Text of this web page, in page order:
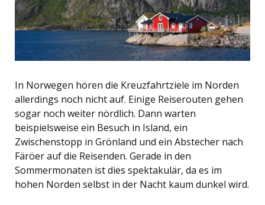
In Norwegen hören die Kreuzfahrtziele im Norden
allerdings noch nicht auf. Einige Reiserouten gehen
sogar noch weiter nördlich. Dann warten
beispielsweise ein Besuch in Island, ein
Zwischenstopp in Grönland und ein Abstecher nach
Färöer auf die Reisenden. Gerade in den
Sommermonaten ist dies spektakulär, da es im
hohen Norden selbst in der Nacht kaum dunkel wird.